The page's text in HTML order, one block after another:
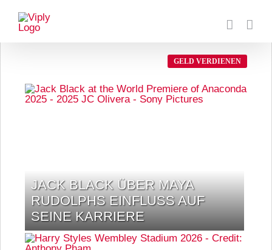
Inhalt
springen
GELD VERDIENEN
JACK BLACK ÜBER MAYA
RUDOLPHS EINFLUSS AUF
SEINE KARRIERE